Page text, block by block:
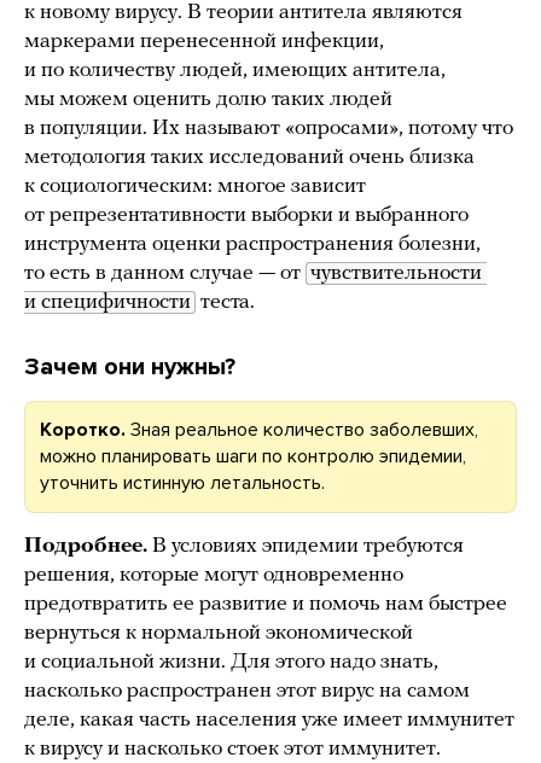
к новому вирусу. В теории антитела являются
маркерами перенесенной инфекции,
и по количеству людей, имеющих антитела,
мы можем оценить долю таких людей
в популяции. Их называют «опросами», потому что
методология таких исследований очень близка
к социологическим: многое зависит
от репрезентативности выборки и выбранного
инструмента оценки распространения болезни,
то есть в данном случае — от чувствительности
и специфичности теста.
Зачем они нужны?
Коротко. Зная реальное количество заболевших,
можно планировать шаги по контролю эпидемии,
уточнить истинную летальность.
Подробнее. В условиях эпидемии требуются
решения, которые могут одновременно
предотвратить ее развитие и помочь нам быстрее
вернуться к нормальной экономической
и социальной жизни. Для этого надо знать,
насколько распространен этот вирус на самом
деле, какая часть населения уже имеет иммунитет
к вирусу и насколько стоек этот иммунитет.